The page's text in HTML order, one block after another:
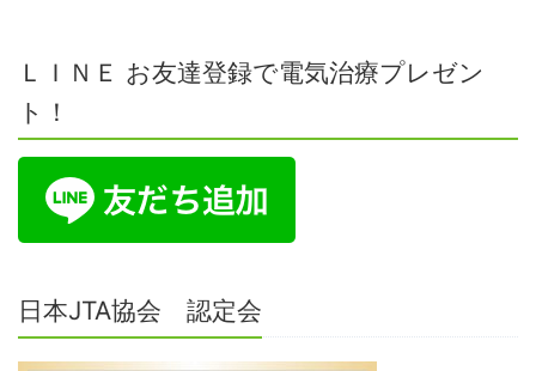
ＬＩＮＥ お友達登録で電気治療プレゼン
ト！
日本JTA協会 認定会